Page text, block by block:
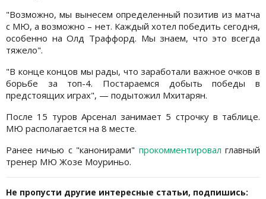
"Возможно, мы вынесем определенный позитив из матча
с МЮ, а возможно – нет. Каждый хотел победить сегодня,
особенно на Олд Траффорд. Мы знаем, что это всегда
тяжело".
"В конце концов мы рады, что заработали важное очков в
борьбе за топ-4. Постараемся добыть победы в
предстоящих играх", — подытожил Мхитарян.
После 15 туров Арсенал занимает 5 строчку в таблице.
МЮ располагается на 8 месте.
Ранее ничью с "канонирами" прокомментировал главный
тренер МЮ Жозе Моуриньо.
Не пропусти другие интересные статьи, подпишись: